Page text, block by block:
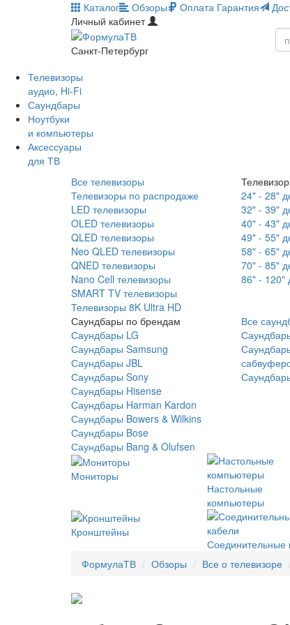
Каталог Обзоры Оплата Гарантия
Личный кабинет
Санкт-Петербург
Телевизоры
аудио, Hi-Fi
Саундбары
Ноутбуки
и компьютеры
Аксессуары
для ТВ
Все телевизоры
Телевизоры по распродаже
LED телевизоры
OLED телевизоры
QLED телевизоры
Neo QLED телевизоры
QNED телевизоры
Nano Cell телевизоры
SMART TV телевизоры
Телевизоры 8K Ultra HD
24" - 28"
32" - 39"
40" - 43"
49" - 55"
58" - 65"
70" - 85"
86" - 120"
Саундбары по брендам
Саундбары LG
Саундбары Samsung
Саундбары JBL
Саундбары Sony
Саундбары Hisense
Саундбары Harman Kardon
Саундбары Bowers & Wilkins
Саундбары Bose
Саундбары Bang & Olufsen
Все
Мониторы
Настольные
компьютеры
Кронштейны
Соединительные
ФормулаТВ
Обзоры Все о телевизоре